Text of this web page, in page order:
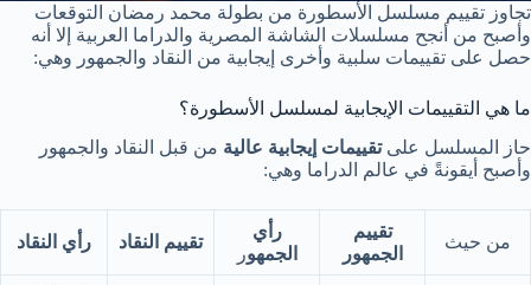
تجاوز تقييم مسلسل الأسطورة من بطولة محمد رمضان التوقعات
وأصبح من أنجح مسلسلات الشاشة المصرية والدراما العربية إلا أنه
حصل على تقييمات سلبية وأخرى إيجابية من النقاد والجمهور وهي:
ما هي التقييمات الإيجابية لمسلسل الأسطورة؟
حاز المسلسل علىتقييمات إيجابية عالية من قبل النقاد والجمهور
وأصبح أيقونةً في عالم الدراما وهي:
من حيث
تقييم
الجمهور
رأي
الجمهور
تقييم النقاد رأي النقاد